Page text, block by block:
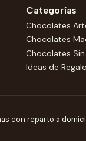
Categorías
Chocolates
Chocolates
Chocolates
Ideas de Regalo
con reparto a